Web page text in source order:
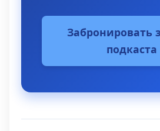
Забронировать
подкаста